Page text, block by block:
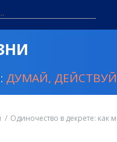
ДУМАЙ,
Одиночество в декрете: